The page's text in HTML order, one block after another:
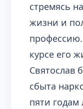
стремясь
жизни и
курсе его
Святослав
сбыта
пяти